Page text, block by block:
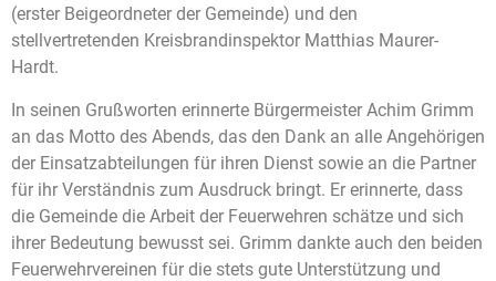
(erster Beigeordneter der Gemeinde) und den
stellvertretenden Kreisbrandinspektor Matthias Maurer-
Hardt.
In seinen Grußworten erinnerte Bürgermeister Achim Grimm
an das Motto des Abends, das den Dank an alle Angehörigen
der Einsatzabteilungen für ihren Dienst sowie an die Partner
für ihr Verständnis zum Ausdruck bringt. Er erinnerte, dass
die Gemeinde die Arbeit der Feuerwehren schätze und sich
ihrer Bedeutung bewusst sei. Grimm dankte auch den beiden
Feuerwehrvereinen für die stets gute Unterstützung und